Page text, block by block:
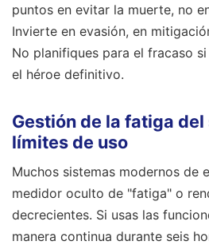
puntos en evitar la muerte, no
Invierte en evasión, en
No planifiques para el fracaso
el héroe definitivo.
Gestión de la fatiga
límites de uso
Muchos sistemas modernos de
medidor oculto de "fatiga" o
decrecientes. Si usas las
manera continua durante seis